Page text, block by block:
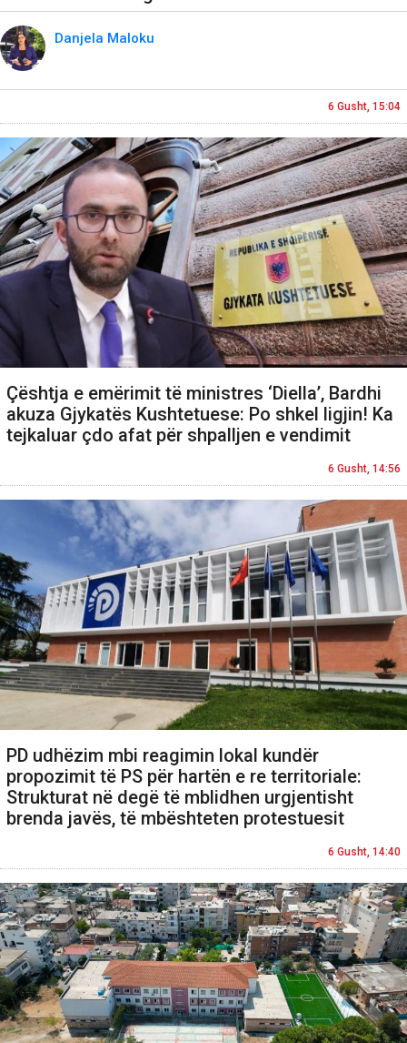
Danjela Maloku
6 Gusht, 15:04
Çështja e emërimit të ministres ‘Diella’, Bardhi
akuza Gjykatës Kushtetuese: Po shkel ligjin! Ka
tejkaluar çdo afat për shpalljen e vendimit
6 Gusht, 14:56
PD udhëzim mbi reagimin lokal kundër
propozimit të PS për hartën e re territoriale:
Strukturat në degë të mblidhen urgjentisht
brenda javës, të mbështeten protestuesit
6 Gusht, 14:40